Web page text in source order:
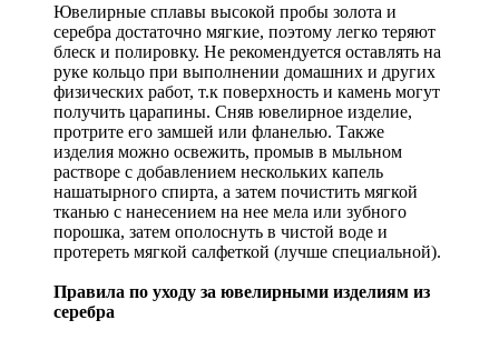
Ювелирные сплавы высокой пробы золота и
серебра достаточно мягкие, поэтому легко теряют
блеск и полировку. Не рекомендуется оставлять на
руке кольцо при выполнении домашних и других
физических работ, т.к поверхность и камень могут
получить царапины. Сняв ювелирное изделие,
протрите его замшей или фланелью. Также
изделия можно освежить, промыв в мыльном
растворе с добавлением нескольких капель
нашатырного спирта, а затем почистить мягкой
тканью с нанесением на нее мела или зубного
порошка, затем ополоснуть в чистой воде и
протереть мягкой салфеткой (лучше специальной).
Правила по уходу за ювелирными изделиям из
серебра